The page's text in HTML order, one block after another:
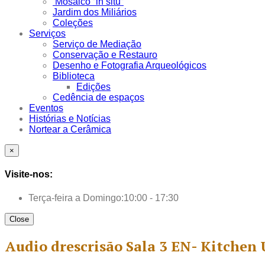
Jardim dos Miliários
Coleções
Serviços
Serviço de Mediação
Conservação e Restauro
Desenho e Fotografia Arqueológicos
Biblioteca
Edições
Cedência de espaços
Eventos
Histórias e Notícias
Nortear a Cerâmica
×
Visite-nos:
Terça-feira a Domingo:10:00 - 17:30
Close
Audio drescrisão Sala 3 EN- Kitchen